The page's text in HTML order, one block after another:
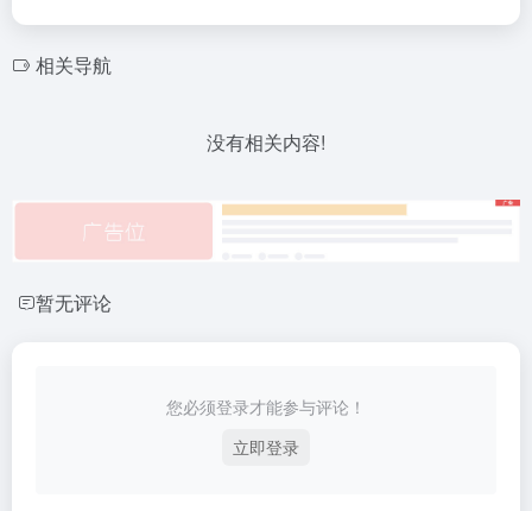
相关导航
没有相关内容!
暂无评论
您必须登录才能参与评论！
立即登录